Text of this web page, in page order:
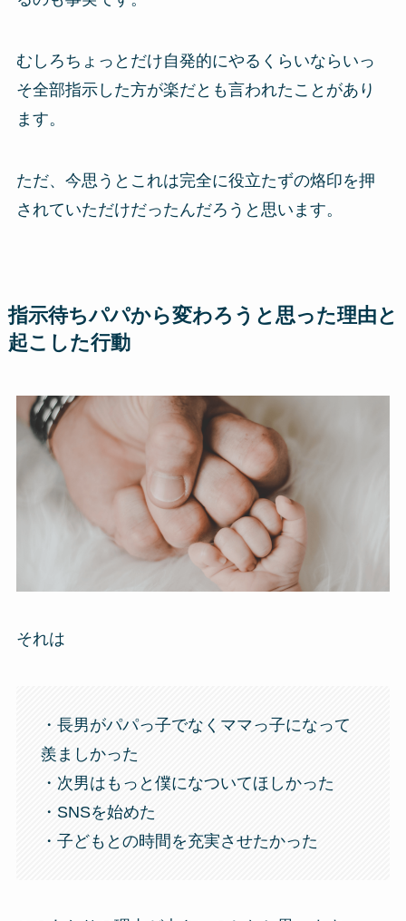
むしろちょっとだけ自発的にやるくらいならいっ
そ全部指示した方が楽だとも言われたことがあり
ます。
ただ、今思うとこれは完全に役立たずの烙印を押
されていただけだったんだろうと思います。
指示待ちパパから変わろうと思った理由と
起こした行動
それは
・長男がパパっ子でなくママっ子になって
羨ましかった
・次男はもっと僕になついてほしかった
・SNSを始めた
・子どもとの時間を充実させたかった